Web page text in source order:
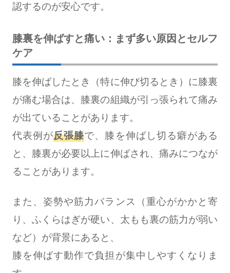
認するのが安心です。
膝裏を伸ばすと痛い：まず多い原因とセルフ
ケア
膝を伸ばしたとき（特に伸び切るとき）に膝裏
が痛む場合は、膝裏の組織が引っ張られて痛み
が出ていることがあります。
代表例が反張膝で、膝を伸ばし切る癖がある
と、膝裏が必要以上に伸ばされ、痛みにつなが
ることがあります。
また、姿勢や筋力バランス（重心がかかと寄
り、ふくらはぎが硬い、太もも裏の筋力が弱い
など）が背景にあると、
膝を伸ばす動作で負担が集中しやすくなりま